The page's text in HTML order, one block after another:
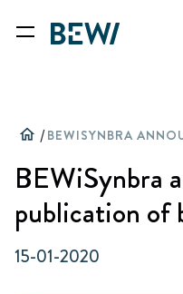
home /
BEWiSynbra
publication of
15-01-2020